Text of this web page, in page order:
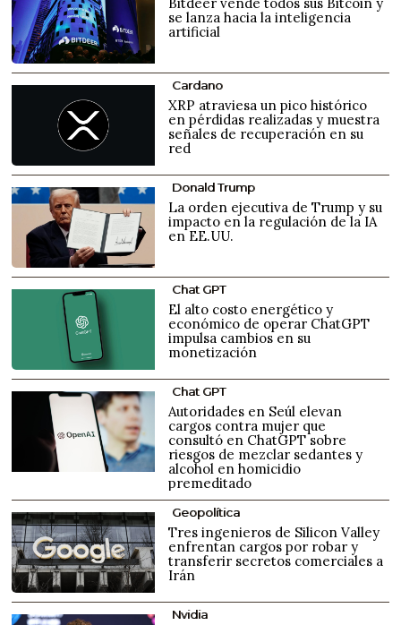
se lanza hacia la inteligencia
artificial
Cardano
XRP atraviesa un pico histórico
en pérdidas realizadas y muestra
señales de recuperación en su
red
Donald Trump
La orden ejecutiva de Trump y su
impacto en la regulación de la IA
en EE.UU.
Chat GPT
El alto costo energético y
económico de operar ChatGPT
impulsa cambios en su
monetización
Chat GPT
Autoridades en Seúl elevan
cargos contra mujer que
consultó en ChatGPT sobre
riesgos de mezclar sedantes y
alcohol en homicidio
premeditado
Geopolítica
Tres ingenieros de Silicon Valley
enfrentan cargos por robar y
transferir secretos comerciales a
Irán
Nvidia